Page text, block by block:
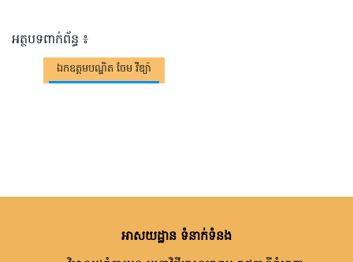
អត្ថបទពាក់ព័ន្ធ ៖
ឯកឧត្តមបណ្ឌិត ចែម វីឌ្យ៉ា
អាសយដ្ឋាន ទំនាក់ទំនង